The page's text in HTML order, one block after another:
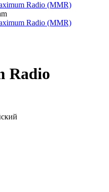
Radio (MMR)
Radio (MMR)
Radio